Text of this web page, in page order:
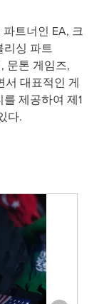
트너인 EA, 크
리싱 파트
문톤 게임즈,
서 대표적인 게
제공하여 제1
다.